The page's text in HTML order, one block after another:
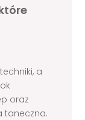
a
oraz
taneczna.